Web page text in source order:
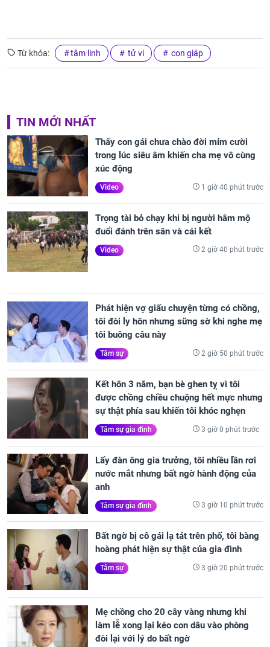
Từ khóa: tâm linh tử vi con giáp
TIN MỚI NHẤT
Thấy con gái chưa chào đời mỉm cười
trong lúc siêu âm khiến cha mẹ vô cùng
xúc động
Video 1 giờ 40 phút trước
Trọng tài bỏ chạy khi bị người hâm mộ
đuổi đánh trên sân và cái kết
Video 2 giờ 40 phút trước
Phát hiện vợ giấu chuyện từng có chồng,
tôi đòi ly hôn nhưng sững sờ khi nghe mẹ
tôi buông câu này
Tâm sự 2 giờ 50 phút trước
Kết hôn 3 năm, bạn bè ghen tỵ vì tôi
được chồng chiều chuộng hết mực nhưng
sự thật phía sau khiến tôi khóc nghẹn
Tâm sự gia đình 3 giờ 0 phút trước
Lấy đàn ông gia trưởng, tôi nhiều lần rơi
nước mắt nhưng bất ngờ hành động của
anh
Tâm sự gia đình 3 giờ 10 phút trước
Bất ngờ bị cô gái lạ tát trên phố, tôi bàng
hoàng phát hiện sự thật của gia đình
Tâm sự 3 giờ 20 phút trước
Mẹ chồng cho 20 cây vàng nhưng khi
làm lễ xong lại kéo con dâu vào phòng
đòi lại với lý do bất ngờ